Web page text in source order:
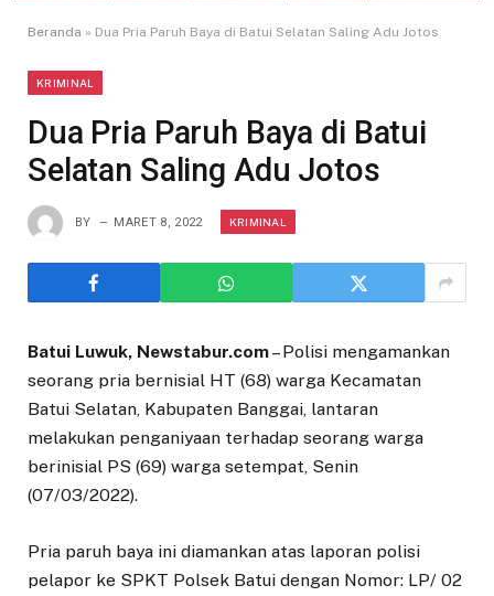
Beranda » Dua Pria Paruh Baya di Batui Selatan Saling Adu Jotos
KRIMINAL
Dua Pria Paruh Baya di Batui
Selatan Saling Adu Jotos
BY MARET 8, 2022 KRIMINAL
Batui Luwuk, Newstabur.com– Polisi mengamankan
seorang pria bernisial HT (68) warga Kecamatan
Batui Selatan, Kabupaten Banggai, lantaran
melakukan penganiyaan terhadap seorang warga
berinisial PS (69) warga setempat, Senin
(07/03/2022).
Pria paruh baya ini diamankan atas laporan polisi
pelapor ke SPKT Polsek Batui dengan Nomor: LP/ 02